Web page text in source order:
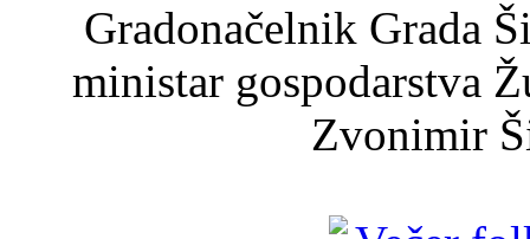
Gradonačelnik Grada
ministar gospodarstva
Zvonimir